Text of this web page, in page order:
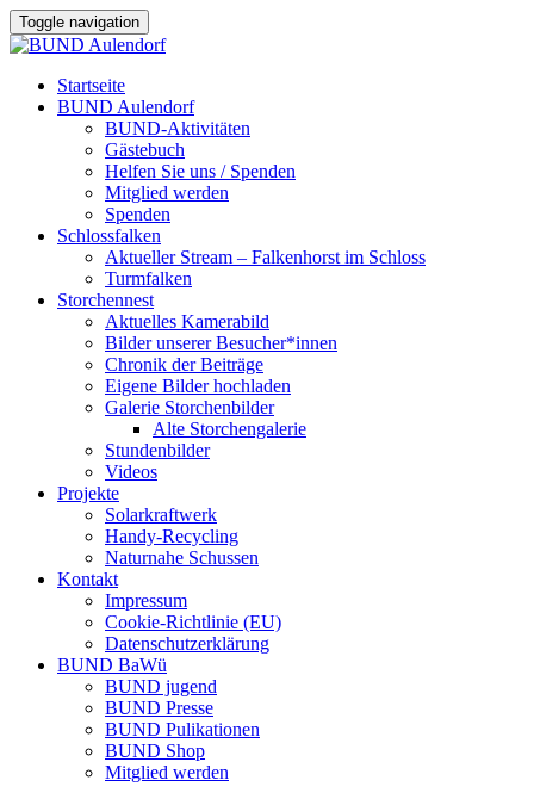
Toggle navigation
Startseite
BUND Aulendorf
BUND-Aktivitäten
Gästebuch
Helfen Sie uns / Spenden
Mitglied werden
Spenden
Schlossfalken
Aktueller Stream – Falkenhorst im Schloss
Turmfalken
Storchennest
Aktuelles Kamerabild
Bilder unserer Besucher*innen
Chronik der Beiträge
Eigene Bilder hochladen
Galerie Storchenbilder
Alte Storchengalerie
Stundenbilder
Videos
Projekte
Solarkraftwerk
Handy-Recycling
Naturnahe Schussen
Kontakt
Impressum
Cookie-Richtlinie (EU)
Datenschutzerklärung
BUND BaWü
BUND jugend
BUND Presse
BUND Pulikationen
BUND Shop
Mitglied werden